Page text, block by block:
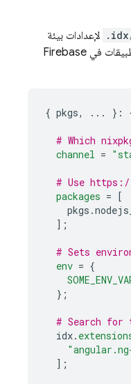
لإعدادات بيئة
في Firebase
{ pkgs, ... }:
# Which
channel =
# Use
packages = [
    pkgs
.
];
# Sets
env = {
};
# Search for
  idx
.
];